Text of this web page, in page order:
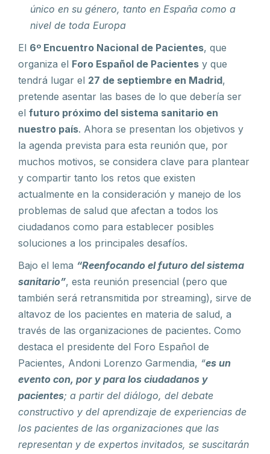
único en su género, tanto en España como a
nivel de toda Europa
El 6º Encuentro Nacional de Pacientes, que
organiza el Foro Español de Pacientes y que
tendrá lugar el 27 de septiembre en Madrid,
pretende asentar las bases de lo que debería ser
el futuro próximo del sistema sanitario en
nuestro país. Ahora se presentan los objetivos y
la agenda prevista para esta reunión que, por
muchos motivos, se considera clave para plantear
y compartir tanto los retos que existen
actualmente en la consideración y manejo de los
problemas de salud que afectan a todos los
ciudadanos como para establecer posibles
soluciones a los principales desafíos.
Bajo el lema “Reenfocando el futuro del sistema
sanitario”, esta reunión presencial (pero que
también será retransmitida por streaming), sirve de
altavoz de los pacientes en materia de salud, a
través de las organizaciones de pacientes. Como
destaca el presidente del Foro Español de
Pacientes, Andoni Lorenzo Garmendia, “es un
evento con, por y para los ciudadanos y
pacientes; a partir del diálogo, del debate
constructivo y del aprendizaje de experiencias de
los pacientes de las organizaciones que las
representan y de expertos invitados, se suscitarán